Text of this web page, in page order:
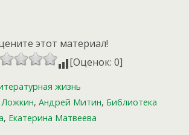
этот материал!
[Оценок: 0]
жизнь
, Андрей Митин, Библиотека
, Екатерина Матвеева